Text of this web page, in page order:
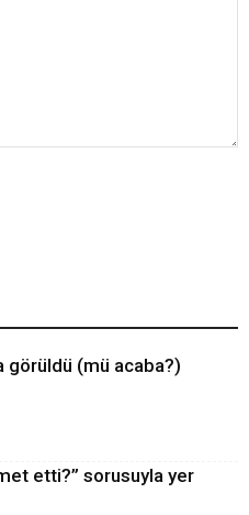
görüldü (mü acaba?)
etti?” sorusuyla yer